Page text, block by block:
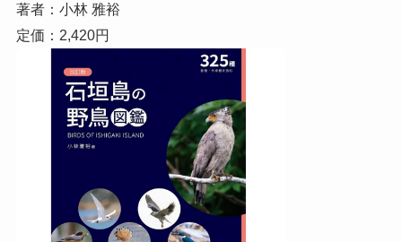
著者：小林 雅裕
定価：2,420円